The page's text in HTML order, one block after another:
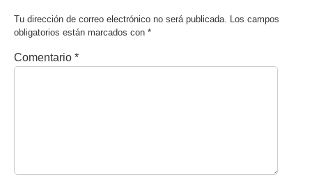
Tu dirección de correo electrónico no será publicada. Los campos
obligatorios están marcados con *
Comentario *